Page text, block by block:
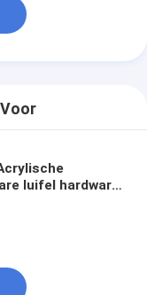
luifel hardware